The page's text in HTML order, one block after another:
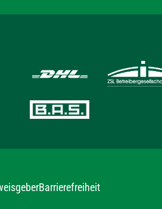
Barrierefreiheit